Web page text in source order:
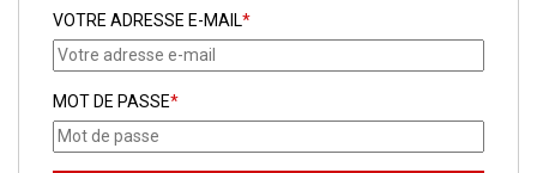
VOTRE ADRESSE E-MAIL*
MOT DE PASSE*